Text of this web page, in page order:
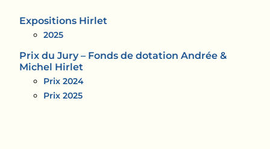
Expositions Hirlet
2025
Prix du Jury – Fonds de dotation Andrée &
Michel Hirlet
Prix 2024
Prix 2025